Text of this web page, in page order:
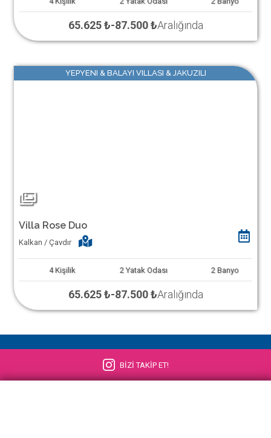
65.625 ₺-87.500 ₺Aralığında
YEPYENI & BALAYI VILLASI & JAKUZILI
Villa Rose Duo
Kalkan / Çavdır
4 Kişilik 2 Yatak Odası 2 Banyo
65.625 ₺-87.500 ₺Aralığında
BİZİ TAKİP ET!